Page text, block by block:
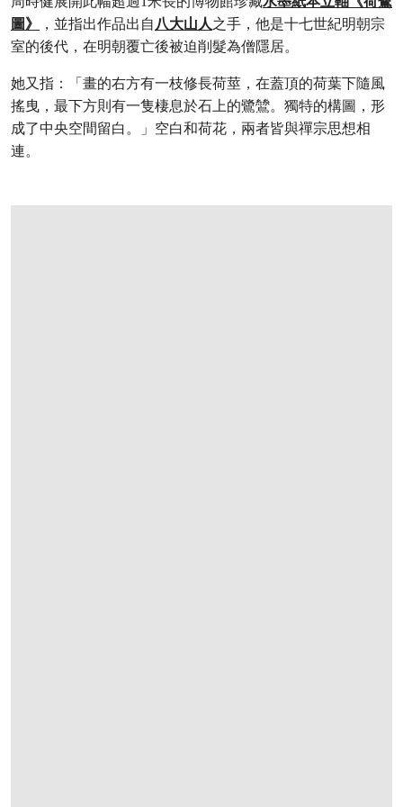
圖》
，並指出作品出自八大山人之手，他是十七世紀明朝宗
室的後代，在明朝覆亡後被迫削髮為僧隱居。
她又指：「畫的右方有一枝修長荷莖，在蓋頂的荷葉下隨風
搖曳，最下方則有一隻棲息於石上的鷺鷥。獨特的構圖，形
成了中央空間留白。」空白和荷花，兩者皆與禪宗思想相
連。